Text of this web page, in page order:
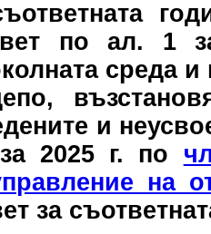
по ал. 1 за
среда
и
2025 г. по
на
за